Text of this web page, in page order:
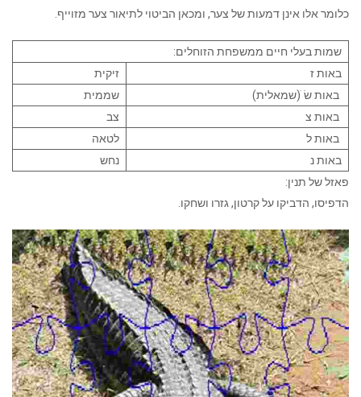
כלומר אלו אינן דמעות של צער, ומכאן הביטוי לתיאור צער מזוייף.
שמות בעלי חיים ממשפחת הזוחלים:
באות ז
זיקית
באות שׂ ׁ(שמאלית)
שממית
באות צ
צב
באות ל
לטאה
באות נ
נחש
פאזל של תנין:
הדפיסו, הדביקו על קרטון, גזרו ושחקו.